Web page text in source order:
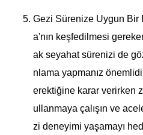
Gezi Sürenize Uygun Bir
a'nın keşfedilmesi
ak seyahat sürenizi de
nlama yapmanız
erektiğine karar verirken
ullanmaya çalışın ve
zi deneyimi yaşamayı